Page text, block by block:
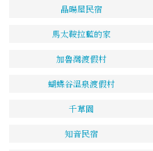
晶暘屋民宿
馬太鞍拉藍的家
加魯灣渡假村
蝴蝶谷溫泉渡假村
千草園
知音民宿